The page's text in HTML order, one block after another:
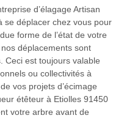
d’élagage Artisan
se déplacer chez vous pour
forme de l’état de votre
déplacements sont
Ceci est toujours valable
ou collectivités à
vos projets d’écimage
étêteur à Etiolles 91450
votre arbre avant de